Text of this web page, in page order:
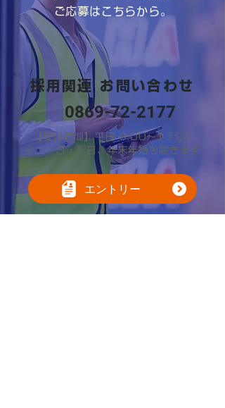
ご応募はこちらから。
採用関連 お問い合わせ
0869-72-2177
【受付時間】平日 9:00～17:00
※土・日・祝日、年末年始を除きます
エントリー